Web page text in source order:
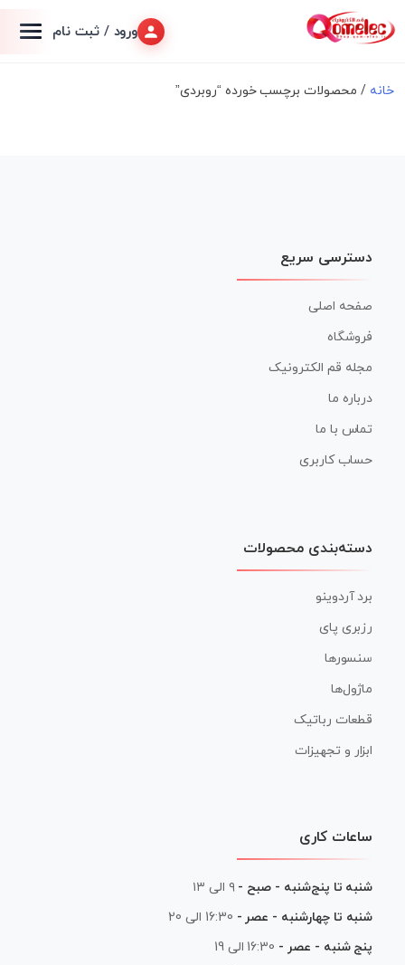
ورود / ثبت نام
خانه / محصولات برچسب خورده “روبردی”
دسترسی سریع
صفحه اصلی
فروشگاه
مجله قم الکترونیک
درباره ما
تماس با ما
حساب کاربری
دسته‌بندی محصولات
برد آردوینو
رزبری پای
سنسورها
ماژول‌ها
قطعات رباتیک
ابزار و تجهیزات
ساعات کاری
شنبه تا پنج‌شنبه - صبح - ۹ الی ۱۳
شنبه تا چهارشنبه - عصر - 16:30 الی 20
پنج شنبه - عصر - 16:30 الی 19